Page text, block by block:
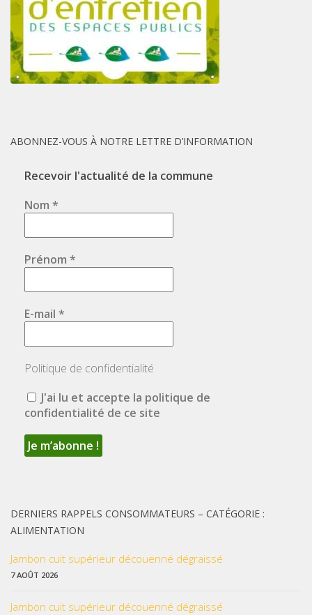
ABONNEZ-VOUS À NOTRE LETTRE D’INFORMATION
Recevoir l'actualité de la commune
Nom *
Prénom *
E-mail *
Politique de confidentialité
J'ai lu et accepte la politique de
confidentialité de ce site
DERNIERS RAPPELS CONSOMMATEURS – CATÉGORIE :
ALIMENTATION
Jambon cuit supérieur découenné dégraissé
7 AOÛT 2026
Jambon cuit supérieur découenné dégraissé